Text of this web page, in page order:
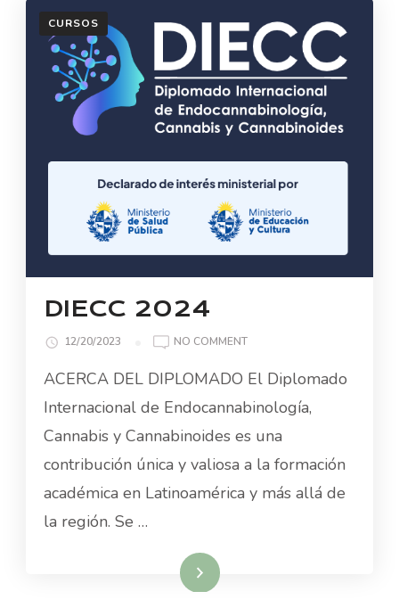
CURSOS
DIECC 2024
12/20/2023 NO COMMENTON
2024
ACERCA DEL DIPLOMADO El Diplomado
Internacional de Endocannabinología,
Cannabis y Cannabinoides es una
contribución única y valiosa a la formación
académica en Latinoamérica y más allá de
la región. Se …
Read More